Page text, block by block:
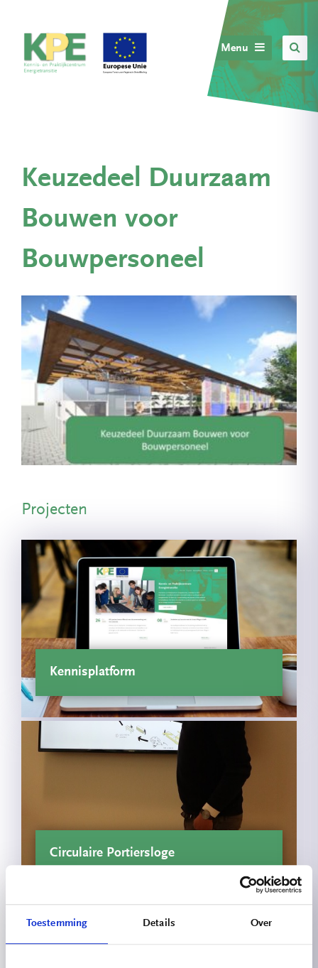
Toestemming Details Over
Menu
Keuzedeel Duurzaam
Bouwen voor
Bouwpersoneel
Projecten
Kennisplatform
Circulaire Portiersloge